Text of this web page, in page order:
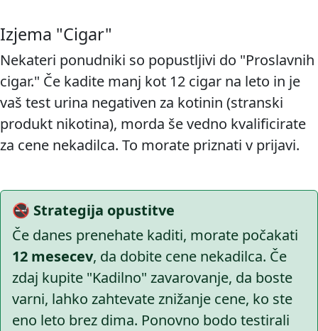
Izjema "Cigar"
Nekateri ponudniki so popustljivi do "Proslavnih
cigar." Če kadite manj kot 12 cigar na leto in je
vaš test urina negativen za kotinin (stranski
produkt nikotina), morda še vedno kvalificirate
za cene nekadilca. To morate priznati v prijavi.
🚭 Strategija opustitve
Če danes prenehate kaditi, morate počakati
12 mesecev, da dobite cene nekadilca. Če
zdaj kupite "Kadilno" zavarovanje, da boste
varni, lahko zahtevate znižanje cene, ko ste
eno leto brez dima. Ponovno bodo testirali